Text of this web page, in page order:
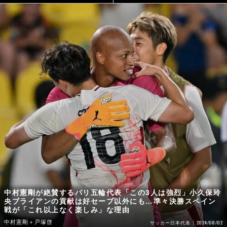
中村憲剛が絶賛するパリ五輪代表「この3人は強烈」小久保玲
央ブライアンの貢献は好セーブ以外にも…準々決勝スペイン
戦が「これ以上なく楽しみ」な理由
中村憲剛＋戸塚啓 サッカー日本代表 2024/08/02